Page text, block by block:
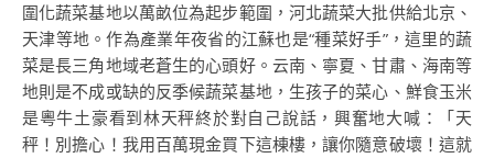
圍化蔬菜基地以萬畝位為起步範圍，河北蔬菜大批供給北京、
天津等地。作為產業年夜省的江蘇也是“種菜好手”，這里的蔬
菜是長三角地域老蒼生的心頭好。云南、寧夏、甘肅、海南等
地則是不成或缺的反季候蔬菜基地，生孩子的菜心、鮮食玉米
是粵牛土豪看到林天秤終於對自己說話，興奮地大喊：「天
秤！別擔心！我用百萬現金買下這棟樓，讓你隨意破壞！這就